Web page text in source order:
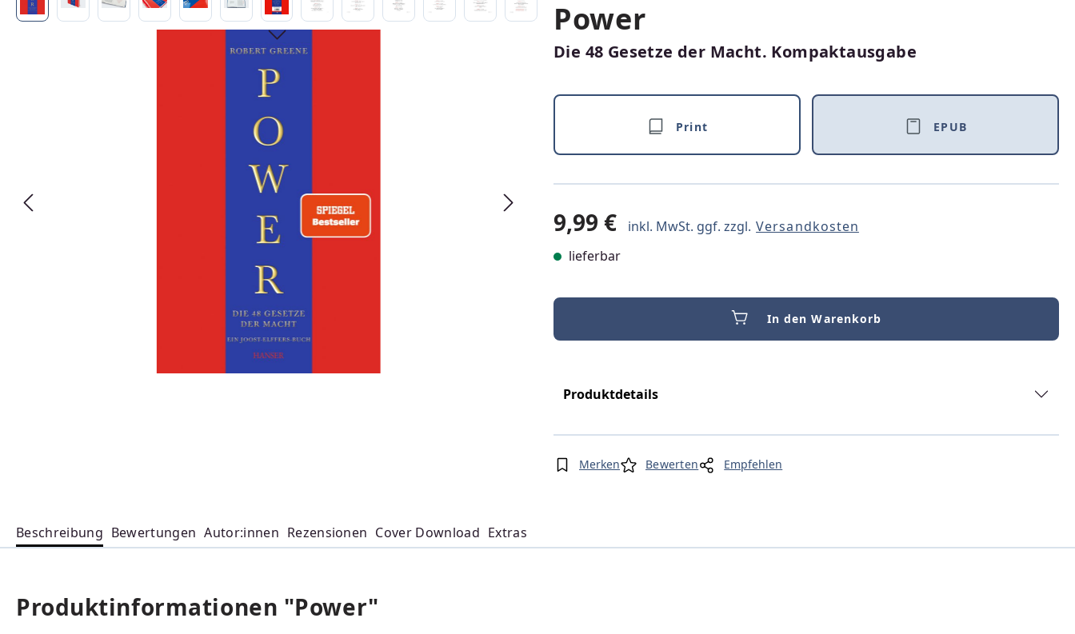
Power
Die 48 Gesetze der Macht. Kompaktausgabe
Print EPUB
9,99 € inkl. MwSt. ggf. zzgl. Versandkosten
lieferbar
In den Warenkorb
Produktdetails
Merken Bewerten Empfehlen
Beschreibung Bewertungen Autor:innen Rezensionen Cover Download Extras
Produktinformationen "Power"